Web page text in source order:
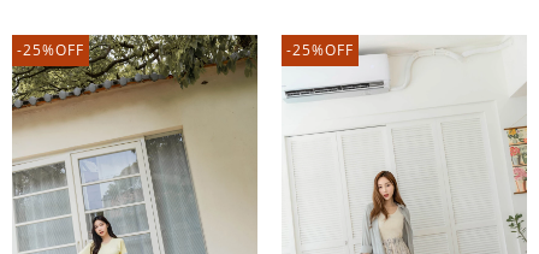
-25%OFF -25%OFF